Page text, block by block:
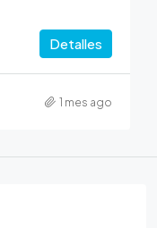
Detalles
1 mes ago